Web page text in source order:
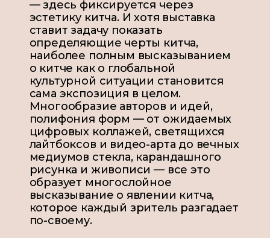
— здесь фиксируется через
эстетику китча. И хотя выставка
ставит задачу показать
определяющие черты китча,
наиболее полным высказыванием
о китче как о глобальной
культурной ситуации становится
сама экспозиция в целом.
Многообразие авторов и идей,
полифония форм — от ожидаемых
цифровых коллажей, светящихся
лайтбоксов и видео-арта до вечных
медиумов стекла, карандашного
рисунка и живописи — все это
образует многослойное
высказывание о явлении китча,
которое каждый зритель разгадает
по-своему.